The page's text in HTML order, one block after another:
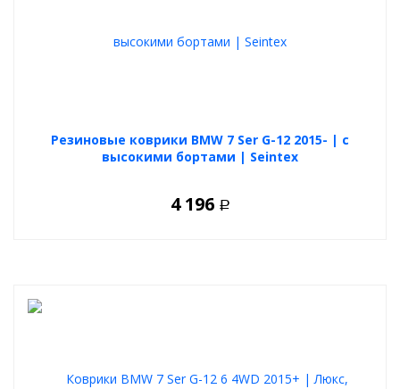
Резиновые коврики BMW 7 Ser G-12 2015- | с
высокими бортами | Seintex
4 196 Р